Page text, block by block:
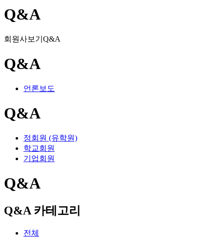
Q&A
회원사보기 Q&A
Q&A
언론보도
Q&A
정회원 (유학원)
학교회원
기업회원
Q&A
Q&A 카테고리
전체